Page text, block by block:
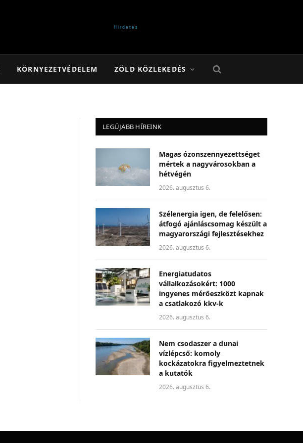
KÖRNYEZETVÉDELEM ZÖLD KÖZLEKEDÉS
LEGÚJABB HÍREINK
Magas ózonszennyezettséget
mértek a nagyvárosokban a
hétvégén
2026. augusztus 6.
Szélenergia igen, de felelősen:
átfogó ajánláscsomag készült a
magyarországi fejlesztésekhez
2026. augusztus 6.
Energiatudatos
vállalkozásokért: 1000
ingyenes mérőeszközt kapnak
a csatlakozó kkv-k
2026. augusztus 6.
Nem csodaszer a dunai
vízlépcső: komoly
kockázatokra figyelmeztetnek
a kutatók
2026. augusztus 6.